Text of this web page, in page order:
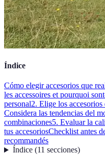
Índice
Cómo elegir accesorios que
les accessoires et pourquoi
personal2. Elige los
Considera las tendencias del
combinaciones5. Evaluar la
tus accesoriosChecklist antes
recommandés
Índice(11 secciones)